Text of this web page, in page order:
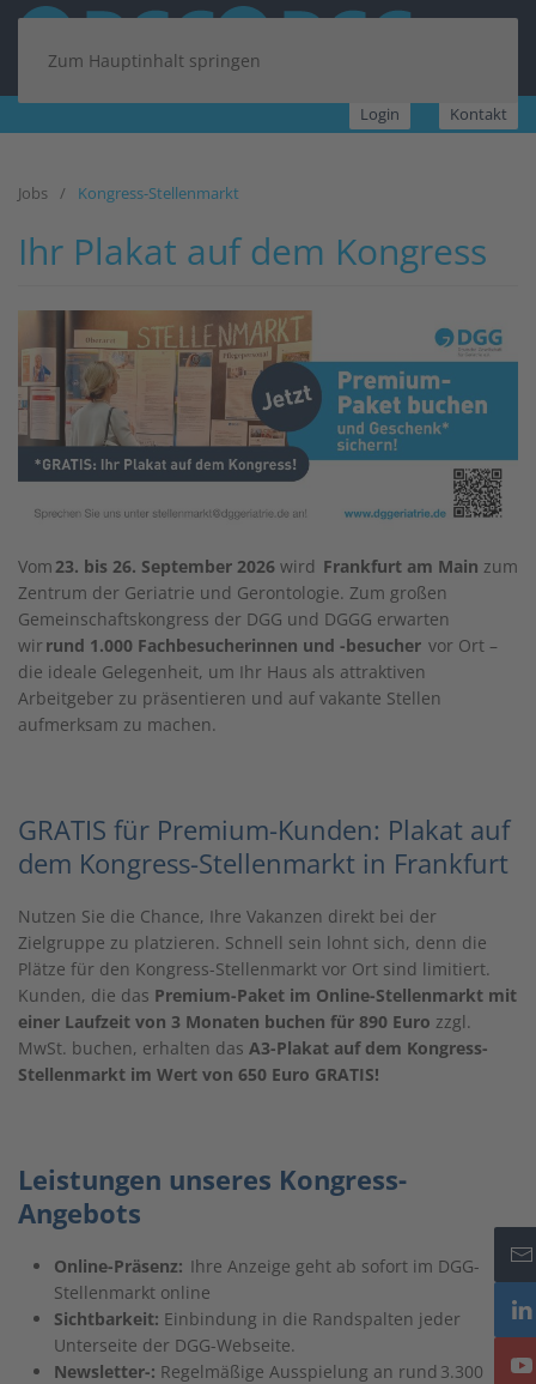
Zum Hauptinhalt springen
Login Kontakt
Jobs Kongress-Stellenmarkt
Ihr Plakat auf dem Kongress
Vom23. bis 26. September 2026 wird Frankfurt am Main zum
Zentrum der Geriatrie und Gerontologie. Zum großen
Gemeinschaftskongress der DGG und DGGG erwarten
wirrund 1.000 Fachbesucherinnen und -besucher vor Ort –
die ideale Gelegenheit, um Ihr Haus als attraktiven
Arbeitgeber zu präsentieren und auf vakante Stellen
aufmerksam zu machen.
GRATIS für Premium-Kunden: Plakat auf
dem Kongress-Stellenmarkt in Frankfurt
Nutzen Sie die Chance, Ihre Vakanzen direkt bei der
Zielgruppe zu platzieren. Schnell sein lohnt sich, denn die
Plätze für den Kongress-Stellenmarkt vor Ort sind limitiert.
Kunden, die das Premium-Paket im Online-Stellenmarkt mit
einer Laufzeit von 3 Monaten buchen für 890 Euro zzgl.
MwSt. buchen, erhalten das A3-Plakat auf dem Kongress-
Stellenmarkt im Wert von 650 Euro GRATIS!
Leistungen unseres Kongress-
Angebots
Online-Präsenz: Ihre Anzeige geht ab sofort im DGG-
Stellenmarkt online
Sichtbarkeit: Einbindung in die Randspalten jeder
Unterseite der DGG-Webseite.
Newsletter-: Regelmäßige Ausspielung an rund 3.300